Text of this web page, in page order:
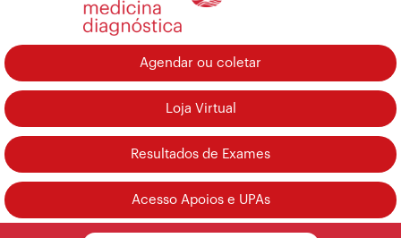
Agendar ou coletar
Loja Virtual
Resultados de Exames
Acesso Apoios e UPAs